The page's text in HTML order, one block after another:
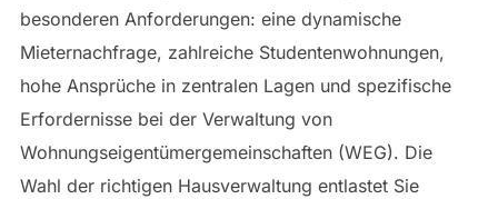
besonderen Anforderungen: eine dynamische
Mieternachfrage, zahlreiche Studentenwohnungen,
hohe Ansprüche in zentralen Lagen und spezifische
Erfordernisse bei der Verwaltung von
Wohnungseigentümergemeinschaften (WEG). Die
Wahl der richtigen Hausverwaltung entlastet Sie